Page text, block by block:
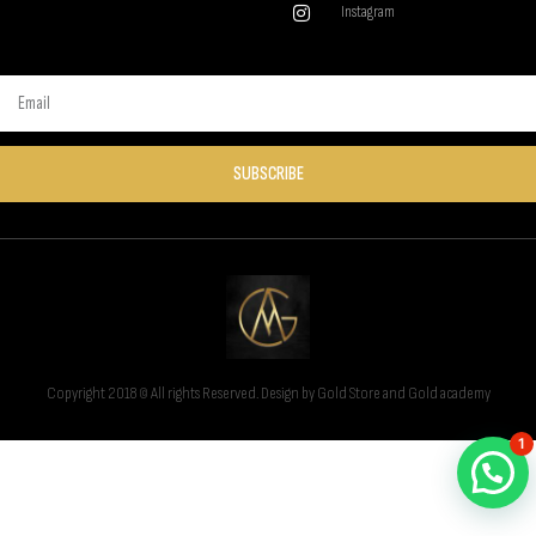
Instagram
SUBSCRIBE
Copyright 2018 © All rights Reserved. Design by Gold Store and Gold academy
1